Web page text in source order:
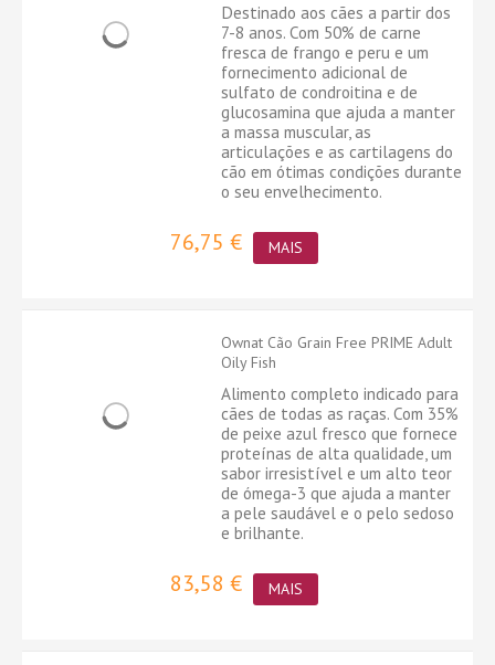
Destinado aos cães a partir dos
7-8 anos. Com 50% de carne
fresca de frango e peru e um
fornecimento adicional de
sulfato de condroitina e de
glucosamina que ajuda a manter
a massa muscular, as
articulações e as cartilagens do
cão em ótimas condições durante
o seu envelhecimento.
76,75 € MAIS
Ownat Cão Grain Free PRIME Adult
Oily Fish
Alimento completo indicado para
cães de todas as raças. Com 35%
de peixe azul fresco que fornece
proteínas de alta qualidade, um
sabor irresistível e um alto teor
de ómega-3 que ajuda a manter
a pele saudável e o pelo sedoso
e brilhante.
83,58 € MAIS